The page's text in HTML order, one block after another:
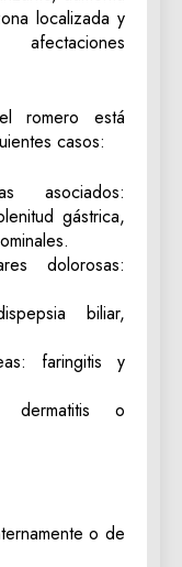
localizada y
romero está
casos:
asociados:
gástrica,
dolorosas:
biliar,
faringitis y
dermatitis o
o de